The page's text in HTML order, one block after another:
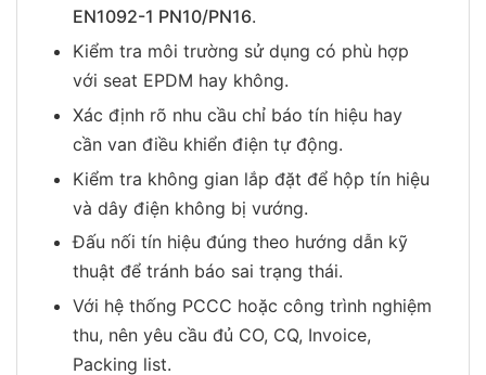
EN1092-1 PN10/PN16.
Kiểm tra môi trường sử dụng có phù hợp
với seat EPDM hay không.
Xác định rõ nhu cầu chỉ báo tín hiệu hay
cần van điều khiển điện tự động.
Kiểm tra không gian lắp đặt để hộp tín hiệu
và dây điện không bị vướng.
Đấu nối tín hiệu đúng theo hướng dẫn kỹ
thuật để tránh báo sai trạng thái.
Với hệ thống PCCC hoặc công trình nghiệm
thu, nên yêu cầu đủ CO, CQ, Invoice,
Packing list.